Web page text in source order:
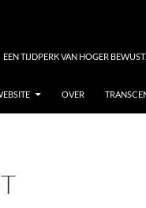
EEN TIJDPERK VAN HOGER
OVER